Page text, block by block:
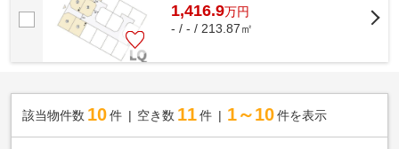
1,416.9万円
- / - / 213.87㎡
該当物件数 10件 空き数 11 件 1～10 件を表示